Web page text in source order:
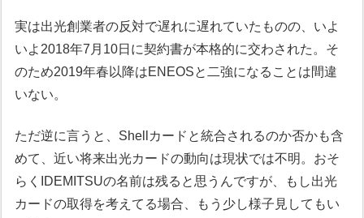
実は出光創業者の反対で遅れに遅れていたものの、いよ
いよ2018年7月10日に契約書が本格的に交わされた。そ
のため2019年春以降はENEOSと二強になることは間違
いない。
ただ逆に言うと、Shellカードと統合されるのか否かも含
めて、近い将来出光カードの動向は現状では不明。おそ
らくIDEMITSUの名前は残ると思うんですが、もし出光
カードの取得を考えてる場合、もう少し様子見してもい